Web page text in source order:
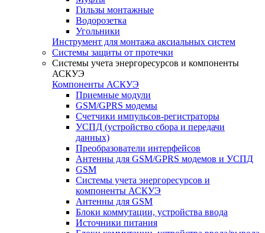
Гильзы монтажные
Водорозетка
Угольники
Инструмент для монтажа аксиальных систем
Системы защиты от протечки
Системы учета энергоресурсов и компоненты
АСКУЭ
Компоненты АСКУЭ
Приемные модули
GSM/GPRS модемы
Счетчики импульсов-регистраторы
УСПД (устройство сбора и передачи
данных)
Преобразователи интерфейсов
Антенны для GSM/GPRS модемов и УСПД
GSM
Системы учета энергоресурсов и
компоненты АСКУЭ
Антенны для GSM
Блоки коммутации, устройства ввода
Источники питания